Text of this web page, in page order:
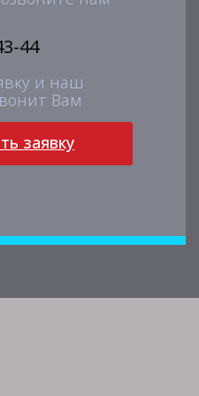
44
и наш
Вам
заявку